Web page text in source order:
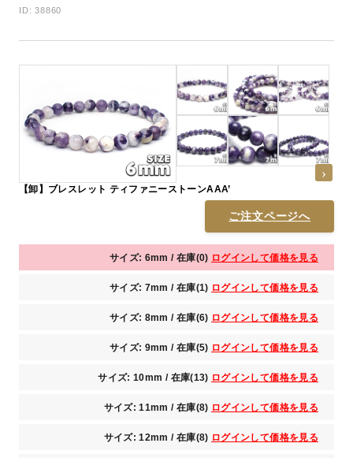
ID: 38860
【卸】ブレスレット ティファニーストーンAAA’
ご注文ページへ
サイズ: 6mm / 在庫(0) ログインして価格を見る
サイズ: 7mm / 在庫(1) ログインして価格を見る
サイズ: 8mm / 在庫(6) ログインして価格を見る
サイズ: 9mm / 在庫(5) ログインして価格を見る
サイズ: 10mm / 在庫(13) ログインして価格を見る
サイズ: 11mm / 在庫(8) ログインして価格を見る
サイズ: 12mm / 在庫(8) ログインして価格を見る